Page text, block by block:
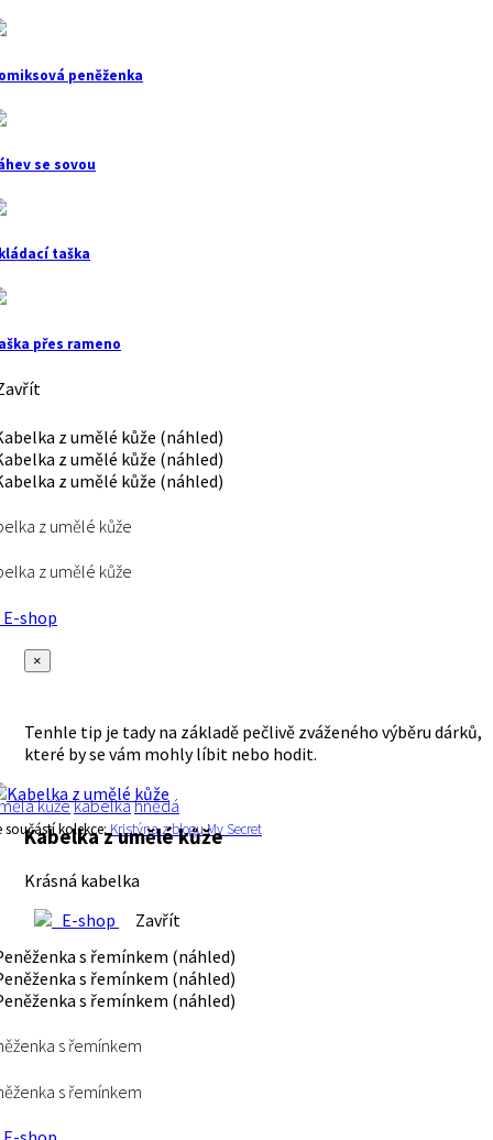
peněženka
se sovou
taška
přes rameno
z umělé kůže
z umělé kůže
shop
×
Tenhle tip je tady na základě pečlivě zváženého výběru dárků,
které by se vám mohly líbit nebo hodit.
kůžekabelkahnědá
součástí kolekce:Kristýna z blogu My Secret
Kabelka z umělé kůže
Krásná kabelka
E-shop
Zavřít
s řemínkem
s řemínkem